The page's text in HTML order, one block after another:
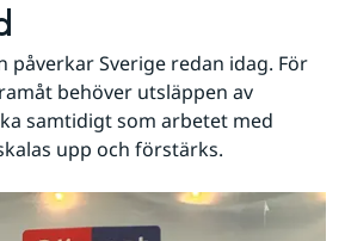
Sverige redan idag. För
behöver utsläppen av
samtidigt som arbetet med
upp och förstärks.